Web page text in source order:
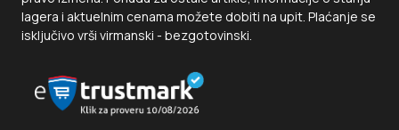
lagera i aktuelnim cenama možete dobiti na upit. Plaćanje se
isključivo vrši virmanski - bezgotovinski.